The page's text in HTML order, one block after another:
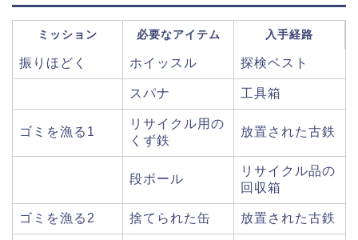
ミッション 必要なアイテム 入手経路
振りほどく ホイッスル 探検ベスト
スパナ 工具箱
ゴミを漁る1
リサイクル用の
くず鉄
放置された古鉄
段ボール
リサイクル品の
回収箱
ゴミを漁る2 捨てられた缶 放置された古鉄